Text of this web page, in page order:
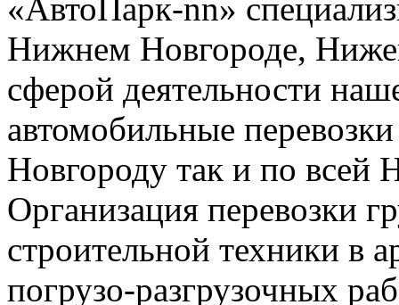
«АвтоПарк-nn»
Нижнем Новгороде,
сферой деятельности
автомобильные
Новгороду так и по всей
Организация перевозки
строительной техники в
погрузо-разгрузочных